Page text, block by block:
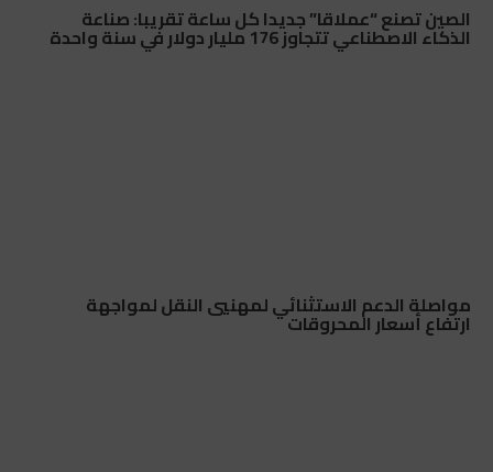
الصين تصنع “عملاقا” جديدا كل ساعة تقريبا: صناعة
الذكاء الاصطناعي تتجاوز 176 مليار دولار في سنة واحدة
مواصلة الدعم الاستثنائي لمهنيي النقل لمواجهة
ارتفاع أسعار المحروقات